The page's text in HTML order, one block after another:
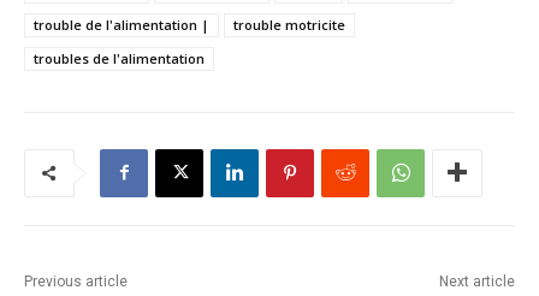
trouble de l'alimentation |
trouble motricite
troubles de l'alimentation
Previous article Next article